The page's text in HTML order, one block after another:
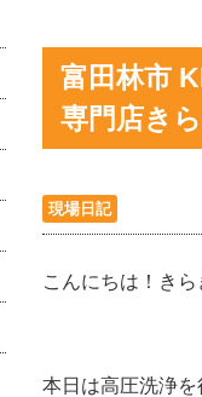
富田林市
専門店き
現場日記
こんにちは！きら
本日は高圧洗浄を